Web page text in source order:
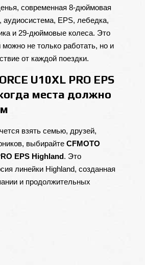
современная 8-дюймовая
аудиосистема, EPS, лебедка,
и 29-дюймовые колеса. Это
можно не только работать, но и
от каждой поездки.
U10XL PRO EPS
места должно
взять семью, друзей,
выбирайте CFMOTO
EPS Highland. Это
линейки Highland, созданная
и продолжительных